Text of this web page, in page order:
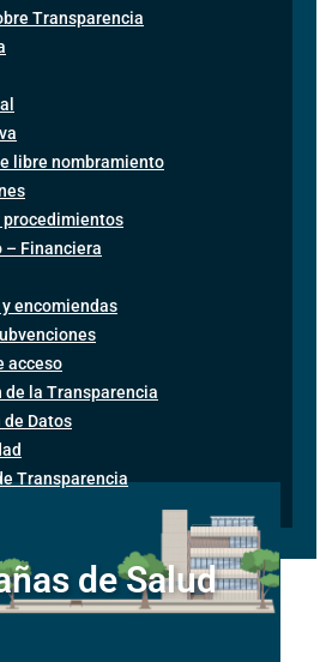
Transparencia
libre nombramiento
procedimientos
– Financiera
encomiendas
acceso
de la Transparencia
Datos
Transparencia
de Salud